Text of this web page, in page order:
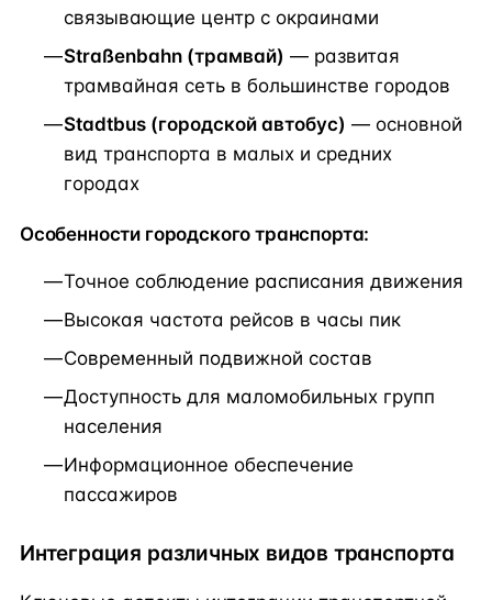
связывающие центр с окраинами
Straßenbahn (трамвай) — развитая
трамвайная сеть в большинстве городов
Stadtbus (городской автобус) — основной
вид транспорта в малых и средних
городах
Особенности городского транспорта:
Точное соблюдение расписания движения
Высокая частота рейсов в часы пик
Современный подвижной состав
Доступность для маломобильных групп
населения
Информационное обеспечение
пассажиров
Интеграция различных видов транспорта